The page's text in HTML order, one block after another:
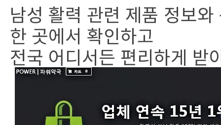
남성 활력 관련 제품 정보
한 곳에서 확인하고
전국 어디서든 편리하게 받